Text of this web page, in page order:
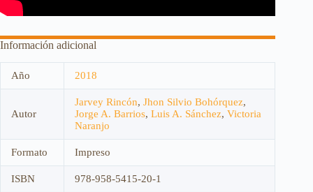
Información adicional
Año 2018
Autor
Jarvey Rincón, Jhon Silvio Bohórquez,
Jorge A. Barrios, Luis A. Sánchez, Victoria
Naranjo
Formato Impreso
ISBN 978-958-5415-20-1